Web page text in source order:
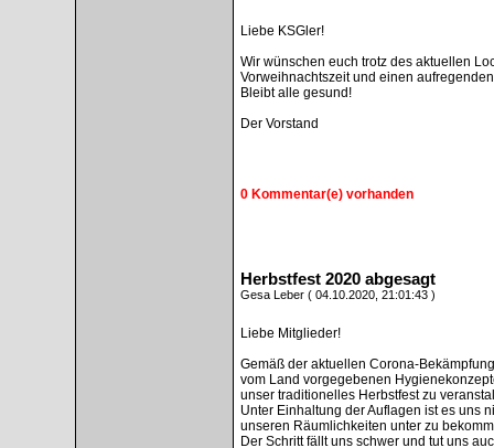
Liebe KSGler!
Wir wünschen euch trotz des aktuellen
Vorweihnachtszeit und einen
Bleibt alle gesund!
Der Vorstand
0 Kommentar(e) vorhanden
Herbstfest 2020 abgesagt
Gesa Leber ( 04.10.2020, 21:01:43 )
Liebe Mitglieder!
Gemäß der aktuellen Corona-
vom Land vorgegebenen
unser traditionelles Herbstfest zu
Unter Einhaltung der Auflagen ist es uns
unseren Räumlichkeiten unter zu
Der Schritt fällt uns schwer und tut uns